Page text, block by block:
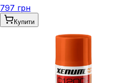
797 грн
Купити